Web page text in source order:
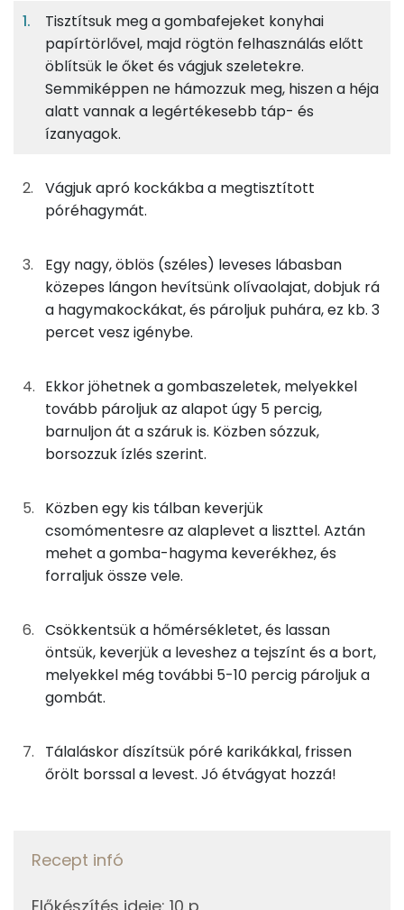
2%
Fehérje
7%
Szénhidrát
7%
Zsír
87gportobello gomba
19 kcal
50gpóréhagyma
2g olívaolaj
18 kcal
zöldség alaplé
5gfinomliszt
18 kcal
13gfehérbor
10 kcal
0g só
0 kcal
0gbors 0 kcal
Egy
adagban
4
adagban
100
grammban
2%
Fehérje
7%
Szénhidrát
7%
Zsír
84%
TOP ásványi anyagok
Nátrium
Foszfor
Kálcium
Szelén
Magnézium
TOP vitaminok
Kolin:
Niacin - B3 vitamin:
E vitamin:
Lut-zea
Fehérje
Összesen 3.2 g
Összesen
10.1 g
Egyszeresen telítetlen zsírsav:
Többszörösen telítetlen zsírsav
Tisztítsuk meg a gombafejeket konyhai
papírtörlővel, majd rögtön felhasználás előtt
öblítsük le őket és vágjuk szeletekre.
Semmiképpen ne hámozzuk meg, hiszen a héja
alatt vannak a legértékesebb táp- és
ízanyagok.
Vágjuk apró kockákba a megtisztított
póréhagymát.
Egy nagy, öblös (széles) leveses lábasban
közepes lángon hevítsünk olívaolajat, dobjuk rá
a hagymakockákat, és pároljuk puhára, ez kb. 3
percet vesz igénybe.
Ekkor jöhetnek a gombaszeletek, melyekkel
tovább pároljuk az alapot úgy 5 percig,
barnuljon át a száruk is. Közben sózzuk,
borsozzuk ízlés szerint.
Közben egy kis tálban keverjük
csomómentesre az alaplevet a liszttel. Aztán
mehet a gomba-hagyma keverékhez, és
forraljuk össze vele.
Csökkentsük a hőmérsékletet, és lassan
öntsük, keverjük a leveshez a tejszínt és a bort,
melyekkel még további 5-10 percig pároljuk a
gombát.
Tálaláskor díszítsük póré karikákkal, frissen
őrölt borssal a levest. Jó étvágyat hozzá!
Recept infó